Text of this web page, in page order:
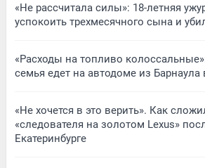
«Не рассчитала силы»: 18-летняя
успокоить трехмесячного сына и
«Расходы на топливо
семья едет на автодоме из
«Не хочется в это верить». Как
«следователя на золотом Lexus»
Екатеринбурге